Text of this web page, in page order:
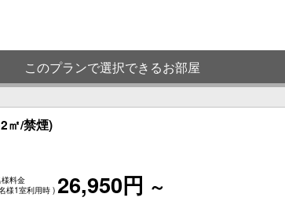
このプランで選択できるお部屋
㎡/禁煙)
料金
様1室利用時 )26,950円 ～